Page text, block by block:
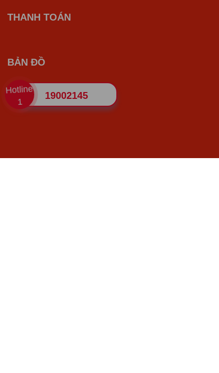
THANH TOÁN
BẢN ĐỒ
Hotline
1
19002145